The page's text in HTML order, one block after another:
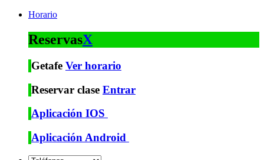
Horario
ReservasX
Getafe Ver horario
Reservar clase Entrar
Aplicación IOS
Aplicación Android